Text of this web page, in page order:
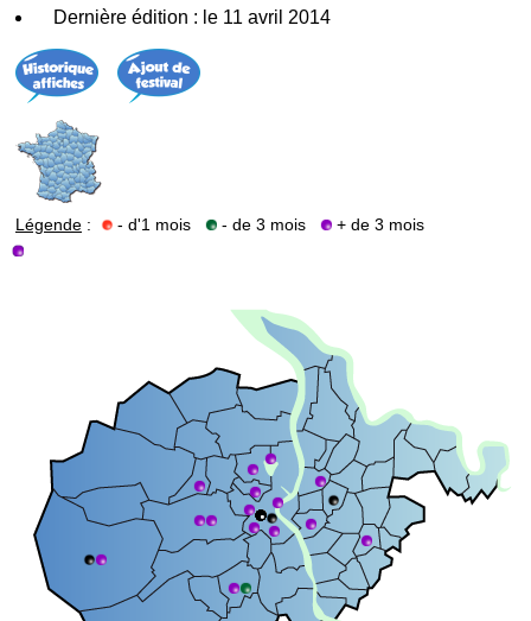
Dernière édition : le 11 avril 2014
Légende : - d'1 mois - de 3 mois + de 3 mois